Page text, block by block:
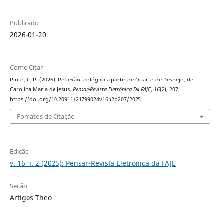
Publicado
2026-01-20
Como Citar
Pinto, C. R. (2026). Reflexão teológica a partir de Quarto de Despejo, de
Carolina Maria de Jesus. Pensar-Revista Eletrônica Da FAJE, 16(2), 207.
https://doi.org/10.20911/21799024v16n2p207/2025
Fomatos de Citação
Edição
v. 16 n. 2 (2025): Pensar-Revista Eletrônica da FAJE
Seção
Artigos Theo